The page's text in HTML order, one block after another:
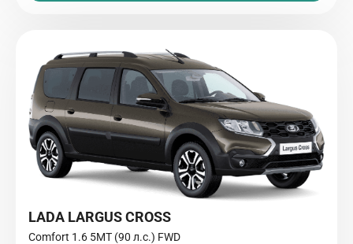
LADA LARGUS CROSS
Comfort 1.6 5МТ (90 л.с.) FWD